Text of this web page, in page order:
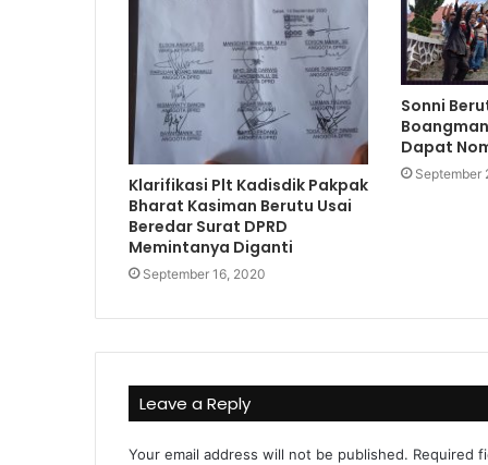
Klarifikasi Plt Kadisdik Pakpak
Bharat Kasiman Berutu Usai
Beredar Surat DPRD
Memintanya Diganti
September 16, 2020
Sonni
Dapat
September
Leave a Reply
Your email address will not be published. Required